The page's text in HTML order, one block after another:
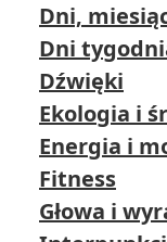
Dni,
Dni
Dźwięki
Ekologia i
Energia i
Fitness
Głowa i